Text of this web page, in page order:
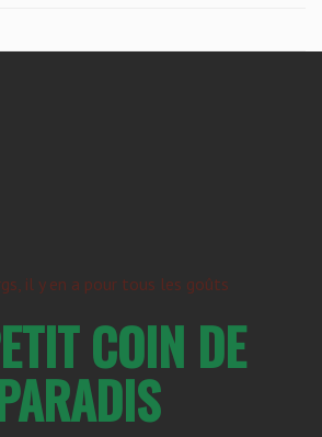
il y en a pour tous les goûts
COIN DE